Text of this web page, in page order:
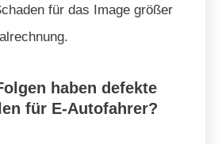
für das Image größer
haben defekte
für E-Autofahrer?